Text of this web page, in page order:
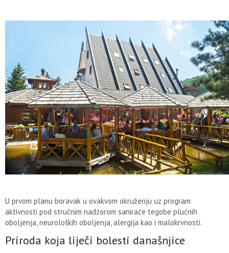
U prvom planu boravak u ovakvom okruženju uz program
aktivnosti pod stručnim nadzorom saniraće tegobe plućnih
oboljenja, neuroloških oboljenja, alergija kao i malokrvnosti.
Priroda koja liječi bolesti današnjice